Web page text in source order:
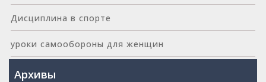
Дисциплина в спорте
уроки самообороны для женщин
Архивы